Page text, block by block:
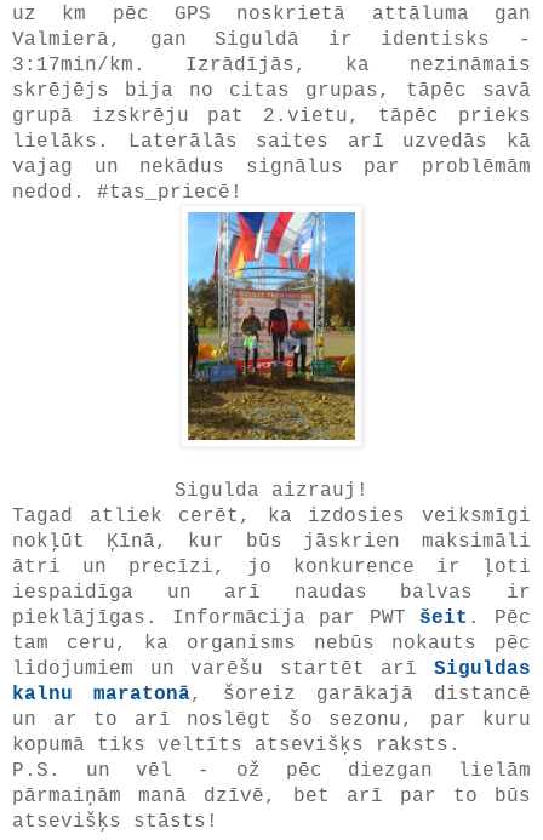
uz km pēc GPS noskrietā attāluma gan
Valmierā, gan Siguldā ir identisks -
3:17min/km. Izrādījās, ka nezināmais
skrējējs bija no citas grupas, tāpēc savā
grupā izskrēju pat 2.vietu, tāpēc prieks
lielāks. Laterālās saites arī uzvedās kā
vajag un nekādus signālus par problēmām
nedod. #tas_priecē!
Sigulda aizrauj!
Tagad atliek cerēt, ka izdosies veiksmīgi
nokļūt Ķīnā, kur būs jāskrien maksimāli
ātri un precīzi, jo konkurence ir ļoti
iespaidīga un arī naudas balvas ir
pieklājīgas. Informācija par PWT šeit . Pēc
tam ceru, ka organisms nebūs nokauts pēc
lidojumiem un varēšu startēt arī Siguldas
kalnu maratonā, šoreiz garākajā distancē
un ar to arī noslēgt šo sezonu, par kuru
kopumā tiks veltīts atsevišķs raksts.
P.S. un vēl - ož pēc diezgan lielām
pārmaiņām manā dzīvē, bet arī par to būs
atsevišķs stāsts!